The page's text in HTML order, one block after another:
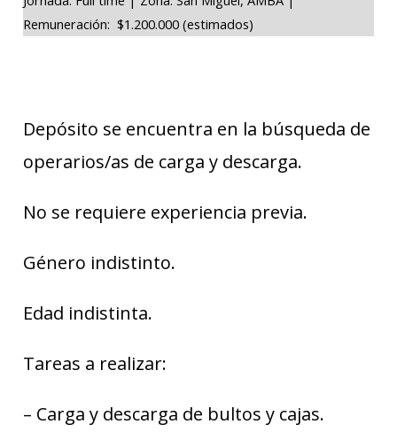
Remuneración: $1.200.000 (estimados)
Depósito se encuentra en la búsqueda de
operarios/as de carga y descarga.
No se requiere experiencia previa.
Género indistinto.
Edad indistinta.
Tareas a realizar:
– Carga y descarga de bultos y cajas.